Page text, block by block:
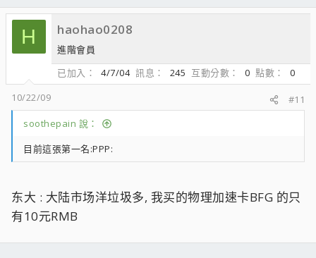
起
人
期
H haohao0208
進階會員
已加入
4/7/04 訊息 245 互動分數 0 點數
0
10/22/09
#11
soothepain 說：
目前這張第一名:PPP:
东大 : 大陆市场洋垃圾多, 我买的物理加速卡BFG 的只
有10元RMB